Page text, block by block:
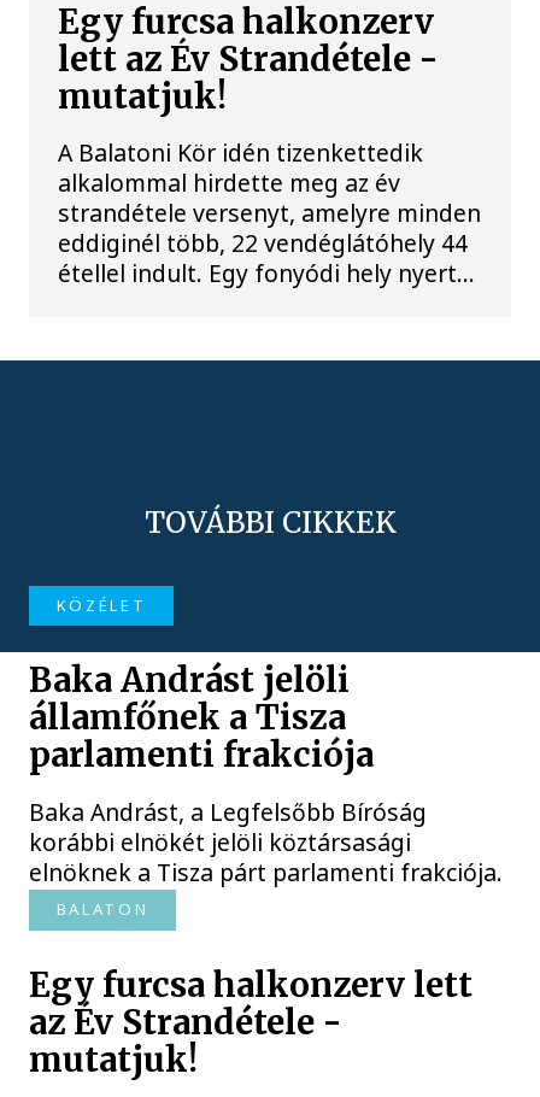
Egy furcsa halkonzerv
lett az Év Strandétele -
mutatjuk!
A Balatoni Kör idén tizenkettedik
alkalommal hirdette meg az év
strandétele versenyt, amelyre minden
eddiginél több, 22 vendéglátóhely 44
étellel indult. Egy fonyódi hely nyert...
TOVÁBBI CIKKEK
KÖZÉLET
Baka Andrást jelöli
államfőnek a Tisza
parlamenti frakciója
Baka Andrást, a Legfelsőbb Bíróság
korábbi elnökét jelöli köztársasági
elnöknek a Tisza párt parlamenti frakciója.
BALATON
Egy furcsa halkonzerv lett
az Év Strandétele -
mutatjuk!